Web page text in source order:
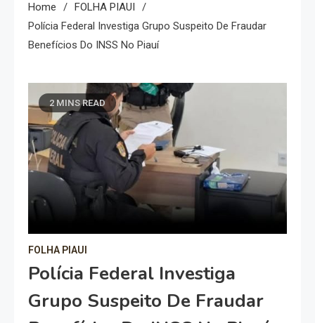
Home
FOLHA PIAUI
Polícia Federal Investiga Grupo Suspeito De Fraudar
Benefícios Do INSS No Piauí
2 MINS READ
FOLHA PIAUI
Polícia Federal Investiga
Grupo Suspeito De Fraudar